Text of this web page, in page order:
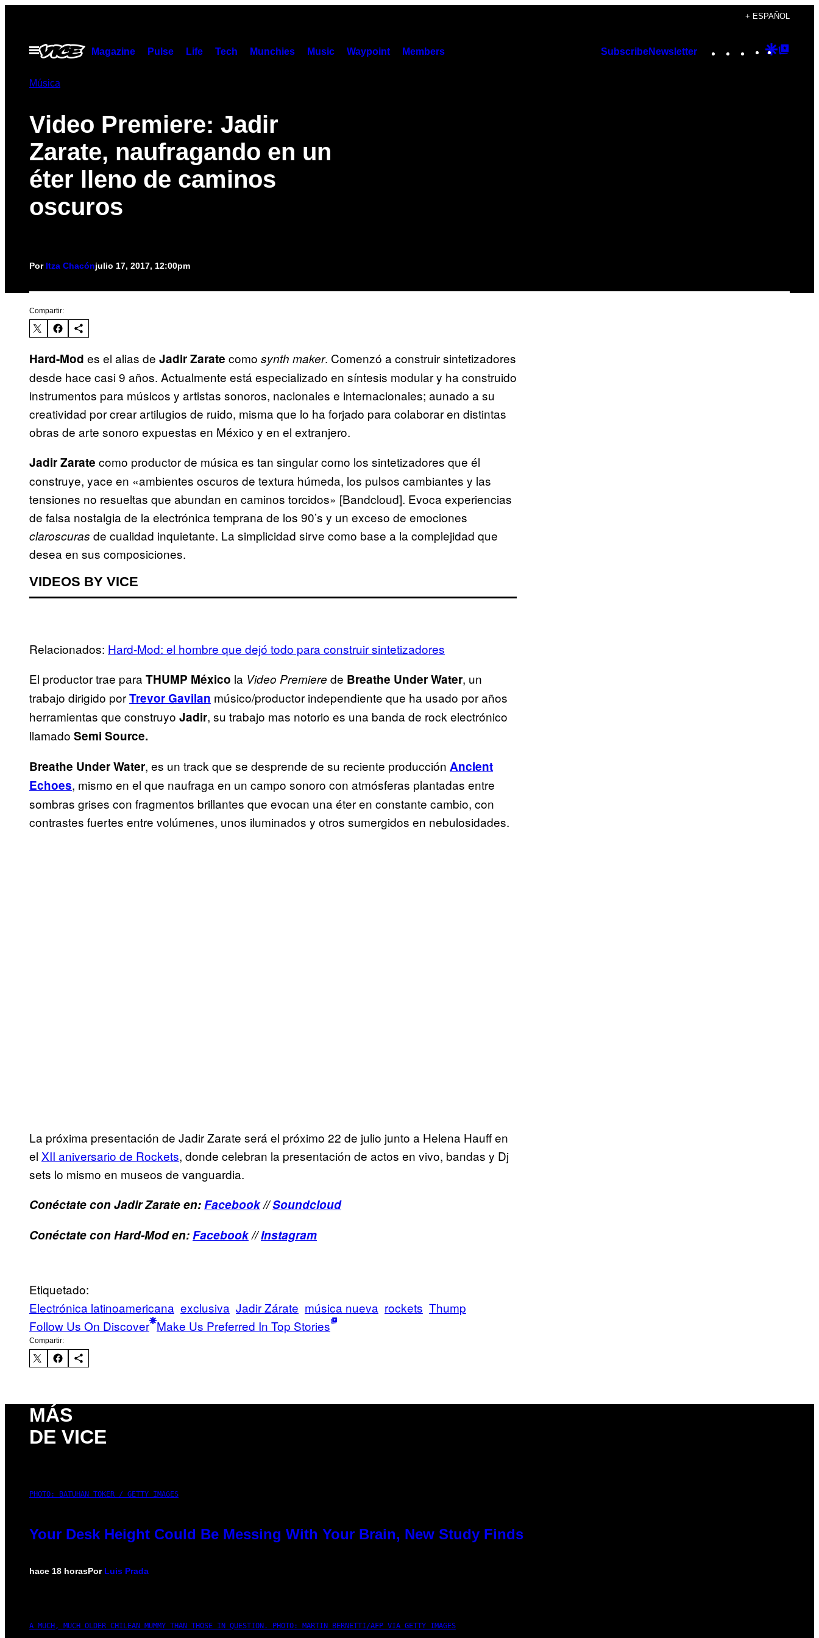
contenido
+ ESPAÑOL
Abrir
Menú
Magazine Pulse Life Tech Munchies Music Waypoint Members SubscribeNewsletter Instagram
TikTok
YouTube
Google
Música
Video Premiere: Jadir
Zarate, naufragando en un
éter lleno de caminos
oscuros
Por Itza Chacónjulio 17, 2017, 12:00pm
Compartir:
Hard-Mod es el alias de Jadir Zarate como synth maker. Comenzó a construir sintetizadores
desde hace casi 9 años. Actualmente está especializado en síntesis modular y ha construido
instrumentos para músicos y artistas sonoros, nacionales e internacionales; aunado a su
creatividad por crear artilugios de ruido, misma que lo ha forjado para colaborar en distintas
obras de arte sonoro expuestas en México y en el extranjero.
Jadir Zarate como productor de música es tan singular como los sintetizadores que él
construye, yace en «ambientes oscuros de textura húmeda, los pulsos cambiantes y las
tensiones no resueltas que abundan en caminos torcidos» [Bandcloud]. Evoca experiencias
de falsa nostalgia de la electrónica temprana de los 90’s y un exceso de emociones
claroscuras de cualidad inquietante. La simplicidad sirve como base a la complejidad que
desea en sus composiciones.
VIDEOS BY VICE
Relacionados: Hard-Mod: el hombre que dejó todo para construir sintetizadores
El productor trae para THUMP México la Video Premiere de Breathe Under Water, un
trabajo dirigido porTrevor Gavilan músico/productor independiente que ha usado por años
herramientas que construyo Jadir, su trabajo mas notorio es una banda de rock electrónico
llamado Semi Source.
Breathe Under Water, es un track que se desprende de su reciente producción Ancient
Echoes, mismo en el que naufraga en un campo sonoro con atmósferas plantadas entre
sombras grises con fragmentos brillantes que evocan una éter en constante cambio, con
contrastes fuertes entre volúmenes, unos iluminados y otros sumergidos en nebulosidades.
La próxima presentación de Jadir Zarate será el próximo 22 de julio junto a Helena Hauff en
el XII aniversario de Rockets, donde celebran la presentación de actos en vivo, bandas y Dj
sets lo mismo en museos de vanguardia.
Conéctate con Jadir Zarate en:Facebook//Soundcloud
Conéctate con Hard-Mod en:Facebook//Instagram
Etiquetado:
Electrónica latinoamericana exclusiva Jadir Zárate música nueva rockets Thump
Follow Us On Discover Make Us Preferred In Top Stories
Compartir:
MÁS
DE VICE
PHOTO: BATUHAN TOKER / GETTY IMAGES
Your Desk Height Could Be Messing With Your Brain, New Study Finds
hace 18 horasPor Luis Prada
A MUCH, MUCH OLDER CHILEAN MUMMY THAN THOSE IN QUESTION. PHOTO: MARTIN BERNETTI/AFP VIA GETTY IMAGES